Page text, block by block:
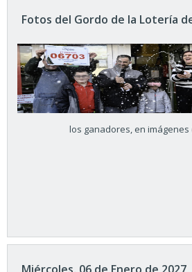
Fotos del Gordo de la Lotería
los ganadores, en imágenes